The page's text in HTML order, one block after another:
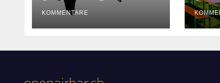
KOMMENTARE